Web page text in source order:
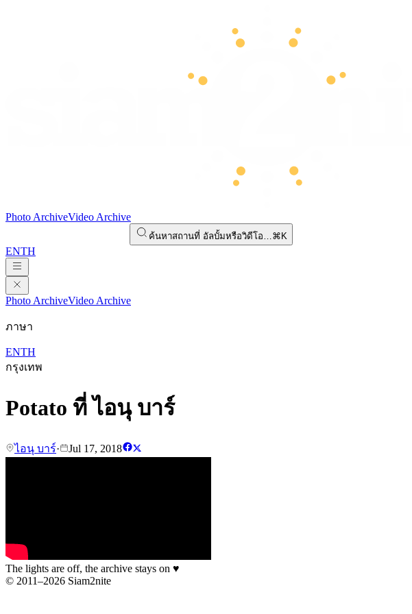
Photo ArchiveVideo Archive
ค้นหาสถานที่ อัลบั้มหรือวิดีโอ…⌘K
ENTH
Photo ArchiveVideo Archive
ภาษา
ENTH
กรุงเทพ
Potato ที่ ไอนุ บาร์
ไอนุ บาร์· Jul 17, 2018
The lights are off, the archive stays on ♥
© 2011–2026 Siam2nite